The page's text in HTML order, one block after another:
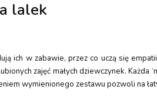
lalek
ich w zabawie, przez co uczą się
zajęć małych dziewczynek.
wymienionego zestawu pozwoli na